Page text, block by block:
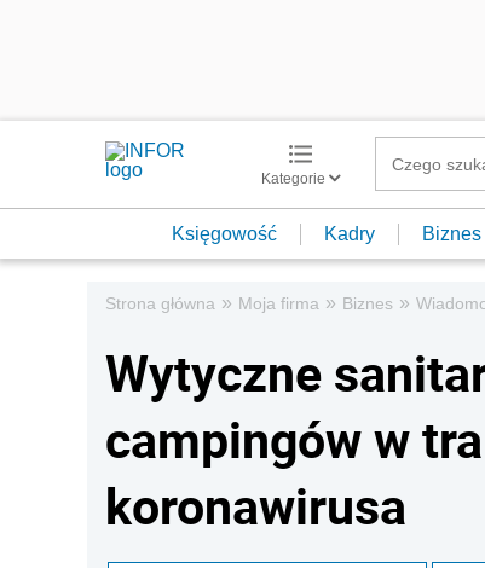
Kategorie
Księgowość Kadry Biznes
Strona główna » Moja firma » Biznes »
Wytyczne
campingów w
koronawirusa